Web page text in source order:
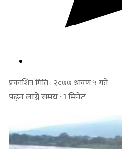
प्रकाशित मिति : २०७७ श्रावण ५ गते
पढ्न लाग्ने समय : 1 मिनेट